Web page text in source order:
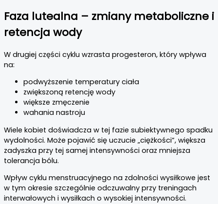
Faza lutealna – zmiany metaboliczne i
retencja wody
W drugiej części cyklu wzrasta progesteron, który wpływa
na:
podwyższenie temperatury ciała
zwiększoną retencję wody
większe zmęczenie
wahania nastroju
Wiele kobiet doświadcza w tej fazie subiektywnego spadku
wydolności. Może pojawić się uczucie „ciężkości”, większa
zadyszka przy tej samej intensywności oraz mniejsza
tolerancja bólu.
Wpływ cyklu menstruacyjnego na zdolności wysiłkowe jest
w tym okresie szczególnie odczuwalny przy treningach
interwałowych i wysiłkach o wysokiej intensywności.